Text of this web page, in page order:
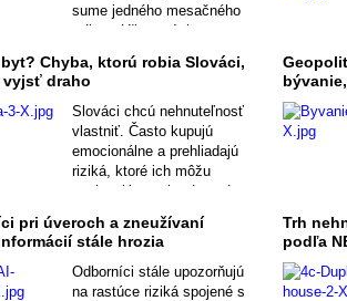
sume jedného mesačného
príjmu. Ušetrených
platov má k dispozícii 27
perc. rodín.
Chyba, ktorú robia Slováci,
vyjsť draho
Slováci chcú nehnuteľnosť
vlastniť. Často kupujú
emocionálne a prehliadajú
riziká, ktoré ich môžu
ovplyvniť na roky dopredu.
minimálne využívajú služby
vlastných odborníkov.
pri úveroch a zneužívaní
stále hrozia
Odborníci stále upozorňujú
na rastúce riziká spojené s
Trh
podľa